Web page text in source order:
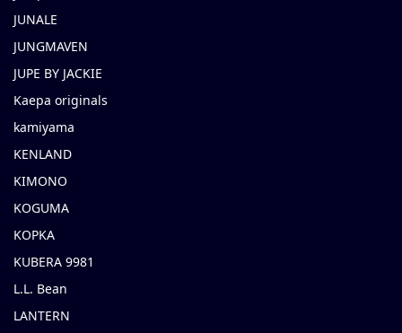
JUNALE
JUNGMAVEN
JUPE BY JACKIE
Kaepa originals
kamiyama
KENLAND
KIMONO
KOGUMA
KOPKA
KUBERA 9981
L.L. Bean
LANTERN